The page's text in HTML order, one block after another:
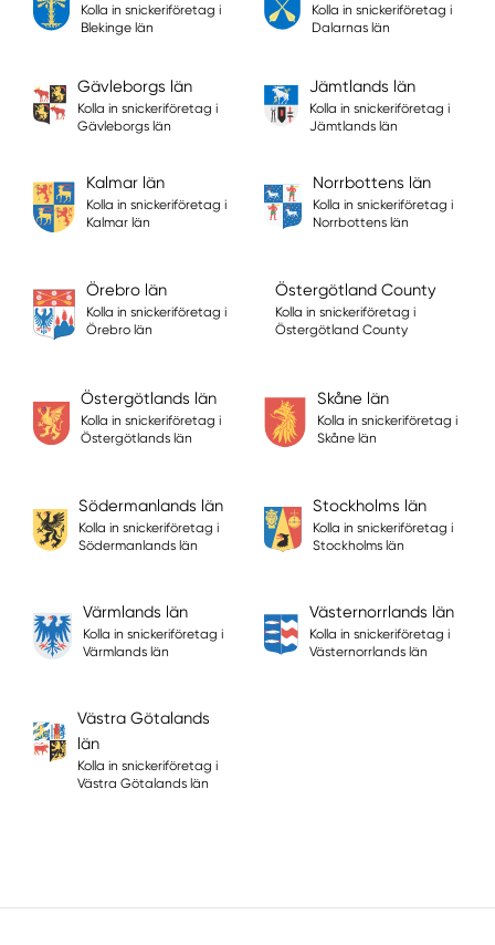
Kolla in snickeriföretag i
Blekinge län
Kolla in snickeriföretag i
Dalarnas län
Gävleborgs län
Kolla in snickeriföretag i
Gävleborgs län
Jämtlands län
Kolla in snickeriföretag i
Jämtlands län
Kalmar län
Kolla in snickeriföretag i
Kalmar län
Norrbottens län
Kolla in snickeriföretag i
Norrbottens län
Örebro län
Kolla in snickeriföretag i
Örebro län
Östergötland County
Kolla in snickeriföretag i
Östergötland County
Östergötlands län
Kolla in snickeriföretag i
Östergötlands län
Skåne län
Kolla in snickeriföretag i
Skåne län
Södermanlands län
Kolla in snickeriföretag i
Södermanlands län
Stockholms län
Kolla in snickeriföretag i
Stockholms län
Värmlands län
Kolla in snickeriföretag i
Värmlands län
Västernorrlands län
Kolla in snickeriföretag i
Västernorrlands län
Västra Götalands
län
Kolla in snickeriföretag i
Västra Götalands län